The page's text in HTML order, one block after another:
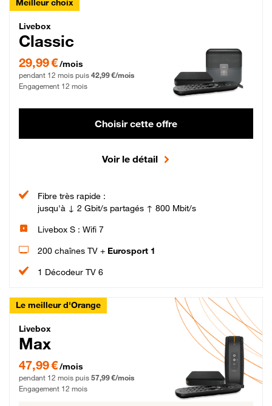
Meilleur choix
Livebox Classic Fibre
Livebox
Classic
29,99 € par mois pendant 12 mois puis 42,99 € par mois, Engagement 12 mois
29,99 €/mois
pendant 12 mois puis 42,99 €/mois
Engagement 12 mois
Choisir cette offre
Voir le détail
Fibre très rapide :
jusqu'à ↓ 2 Gbit/s partagés ↑ 800 Mbit/s
Livebox S : Wifi 7
200 chaînes TV + Eurosport 1
1 Décodeur TV 6
Le meilleur d'Orange
Livebox Max Fibre
Livebox
Max
47,99 € par mois pendant 12 mois puis 57,99 € par mois, Engagement 12 mois
47,99 €/mois
pendant 12 mois puis 57,99 €/mois
Engagement 12 mois